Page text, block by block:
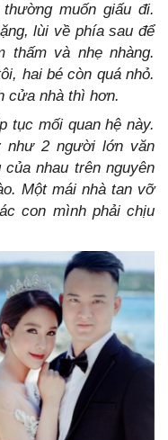
muốn giấu đi.
lùi về phía sau để
thấm và nhẹ nhàng.
hai bé còn quá nhỏ.
cửa nhà thì hơn.
tục mối quan hệ này.
như 2 người lớn văn
nhau trên nguyên
Một mái nhà tan vỡ
con mình phải chịu